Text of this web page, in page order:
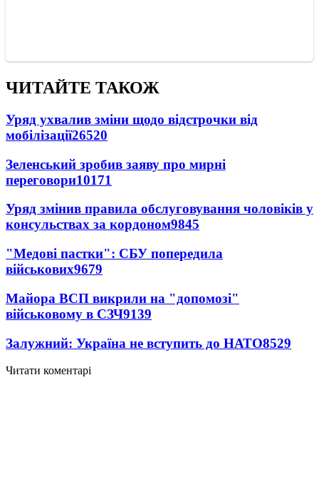
ЧИТАЙТЕ ТАКОЖ
Уряд ухвалив зміни щодо відстрочки від
мобілізації26520
Зеленський зробив заяву про мирні
переговори10171
Уряд змінив правила обслуговування чоловіків у
консульствах за кордоном9845
"Медові пастки": СБУ попередила
військових9679
Майора ВСП викрили на "допомозі"
військовому в СЗЧ9139
Залужний: Україна не вступить до НАТО8529
Читати коментарі